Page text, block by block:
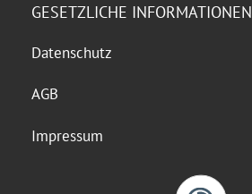
GESETZLICHE INFORMATIONEN
Datenschutz
AGB
Impressum